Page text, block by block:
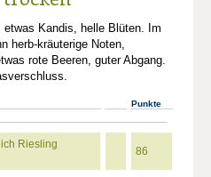
Kandis, helle Blüten. Im
herb-kräuterige Noten,
rote Beeren, guter Abgang.
Punkte
Riesling
86